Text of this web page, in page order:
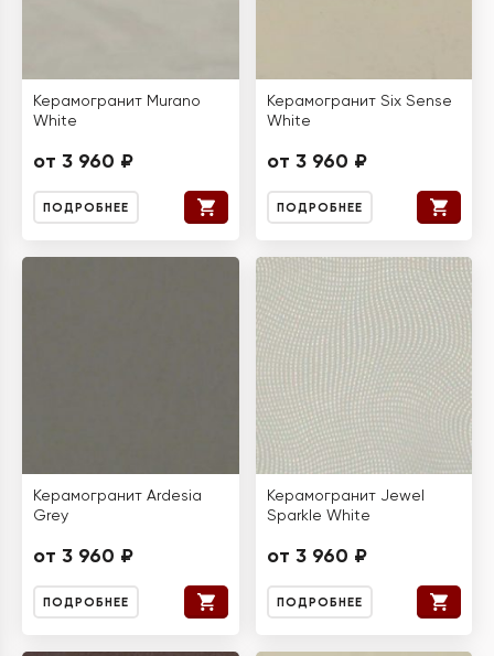
Керамогранит Murano
White
от 3 960 ₽
ПОДРОБНЕЕ
Керамогранит Six Sense
White
от 3 960 ₽
ПОДРОБНЕЕ
Керамогранит Ardesia
Grey
от 3 960 ₽
ПОДРОБНЕЕ
Керамогранит Jewel
Sparkle White
от 3 960 ₽
ПОДРОБНЕЕ